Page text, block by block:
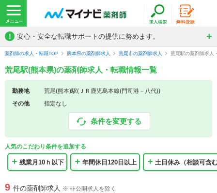
! 安心・安全な転職サポートの提供に努めます。
薬剤師の求人・転職TOP 熊本県の薬剤師求人 荒尾市の薬剤師求人 荒尾駅の薬剤師求人
荒尾駅(熊本県)の薬剤師求人・転職情報一覧
勤務地
荒尾(熊本)駅(ＪＲ鹿児島本線(門司港－八代))
その他
指定なし
条件を変更する
人気のこだわり条件を追加する
残業月10ｈ以下 年間休日120日以上 土日休み（相談可含
9 件の薬剤師求人 ※ 非公開求人を除く